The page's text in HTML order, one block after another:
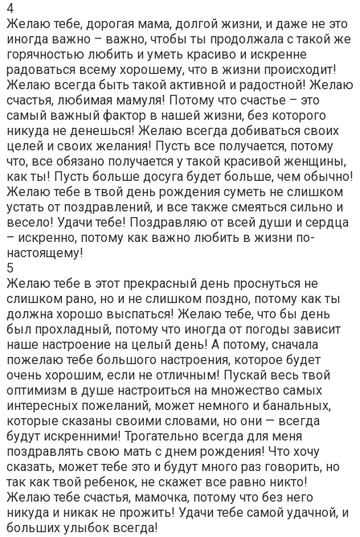
4
Желаю тебе, дорогая мама, долгой жизни, и даже не это
иногда важно – важно, чтобы ты продолжала с такой же
горячностью любить и уметь красиво и искренне
радоваться всему хорошему, что в жизни происходит!
Желаю всегда быть такой активной и радостной! Желаю
счастья, любимая мамуля! Потому что счастье – это
самый важный фактор в нашей жизни, без которого
никуда не денешься! Желаю всегда добиваться своих
целей и своих желания! Пусть все получается, потому
что, все обязано получается у такой красивой женщины,
как ты! Пусть больше досуга будет больше, чем обычно!
Желаю тебе в твой день рождения суметь не слишком
устать от поздравлений, и все также смеяться сильно и
весело! Удачи тебе! Поздравляю от всей души и сердца
– искренно, потому как важно любить в жизни по-
настоящему!
5
Желаю тебе в этот прекрасный день проснуться не
слишком рано, но и не слишком поздно, потому как ты
должна хорошо выспаться! Желаю тебе, что бы день
был прохладный, потому что иногда от погоды зависит
наше настроение на целый день! А потому, сначала
пожелаю тебе большого настроения, которое будет
очень хорошим, если не отличным! Пускай весь твой
оптимизм в душе настроиться на множество самых
интересных пожеланий, может немного и банальных,
которые сказаны своими словами, но они — всегда
будут искренними! Трогательно всегда для меня
поздравлять свою мать с днем рождения! Что хочу
сказать, может тебе это и будут много раз говорить, но
так как твой ребенок, не скажет все равно никто!
Желаю тебе счастья, мамочка, потому что без него
никуда и никак не прожить! Удачи тебе самой удачной, и
больших улыбок всегда!